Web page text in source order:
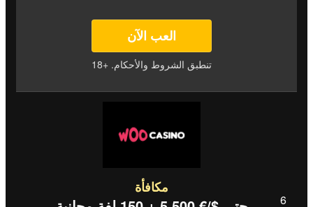
العب الآن
تنطبق الشروط والأحكام. +18
مكافأة